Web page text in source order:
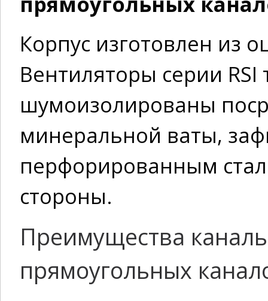
Корпус изготовлен из
Вентиляторы серии
шумоизолированы
минеральной ваты,
перфорированным
стороны.
Преимущества
прямоугольных